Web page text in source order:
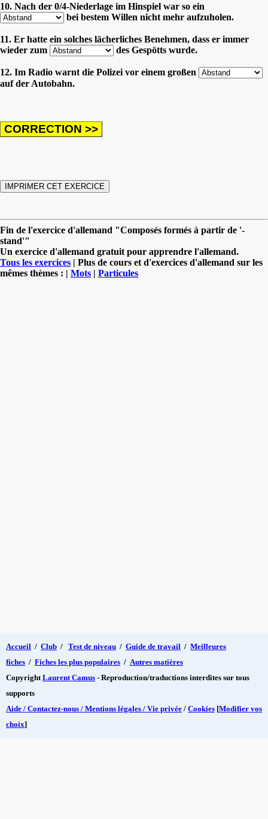
10. Nach der 0/4-Niederlage im Hinspiel war so ein
bei bestem Willen nicht mehr aufzuholen.
11. Er hatte ein solches lächerliches Benehmen, dass er immer
wieder zum
des Gespötts wurde.
12. Im Radio warnt die Polizei vor einem großen
auf der Autobahn.
Fin de l'exercice d'allemand "Composés formés à partir de '-
stand'"
Un exercice d'allemand gratuit pour apprendre l'allemand.
Tous les exercices | Plus de cours et d'exercices d'allemand sur les
mêmes thèmes : | Mots | Particules
Accueil / Club / Test de niveau / Guide de travail / Meilleures
fiches / Fiches les plus populaires / Autres matières
Copyright Laurent Camus - Reproduction/traductions interdites sur tous
supports
Aide / Contactez-nous / Mentions légales / Vie privée / Cookies [Modifier vos
choix]